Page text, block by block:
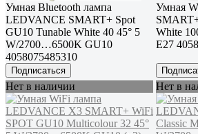
Умная Bluetooth лампа
LEDVANCE SMART+ Spot
GU10 Tunable White 40 45° 5
W/2700…6500K GU10
4058075485310
Подписаться
Умная
White
E27
Нет в наличии Нет в